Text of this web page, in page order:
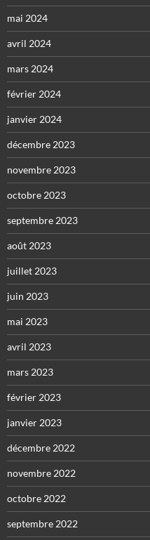
mai 2024
avril 2024
mars 2024
février 2024
janvier 2024
décembre 2023
novembre 2023
octobre 2023
septembre 2023
août 2023
juillet 2023
juin 2023
mai 2023
avril 2023
mars 2023
février 2023
janvier 2023
décembre 2022
novembre 2022
octobre 2022
septembre 2022